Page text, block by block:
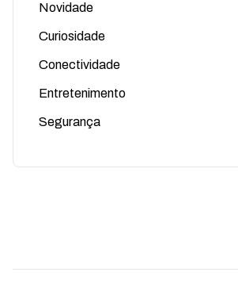
Novidade
Curiosidade
Conectividade
Entretenimento
Segurança